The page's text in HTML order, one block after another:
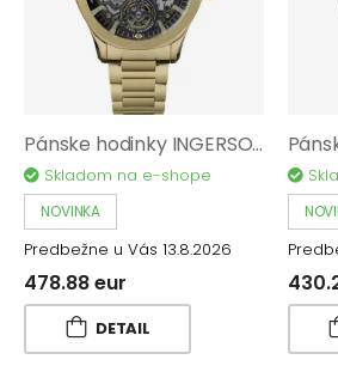
Pánske hodinky INGERSOLL The Bronc Automatic I16702
Skladom na e-shope
NOVINKA
Predbežne u Vás 13.8.2026
478.88 eur
DETAIL